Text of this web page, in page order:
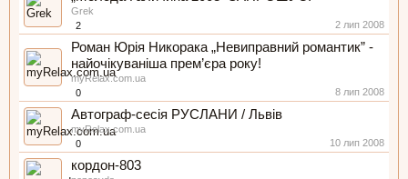
Grek
2
2 лип 2008
Роман Юрія Никорака „Невиправний романтик” -
найочікуваніша прем’єра року!
myRelax.com.ua
0
8 лип 2008
Автограф-сесія РУСЛАНИ / Львів
myRelax.com.ua
0
10 лип 2008
кордон-803